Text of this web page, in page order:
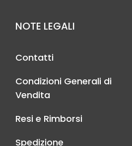
NOTE LEGALI
Contatti
Condizioni Generali di
Vendita
Resi e Rimborsi
Spedizione